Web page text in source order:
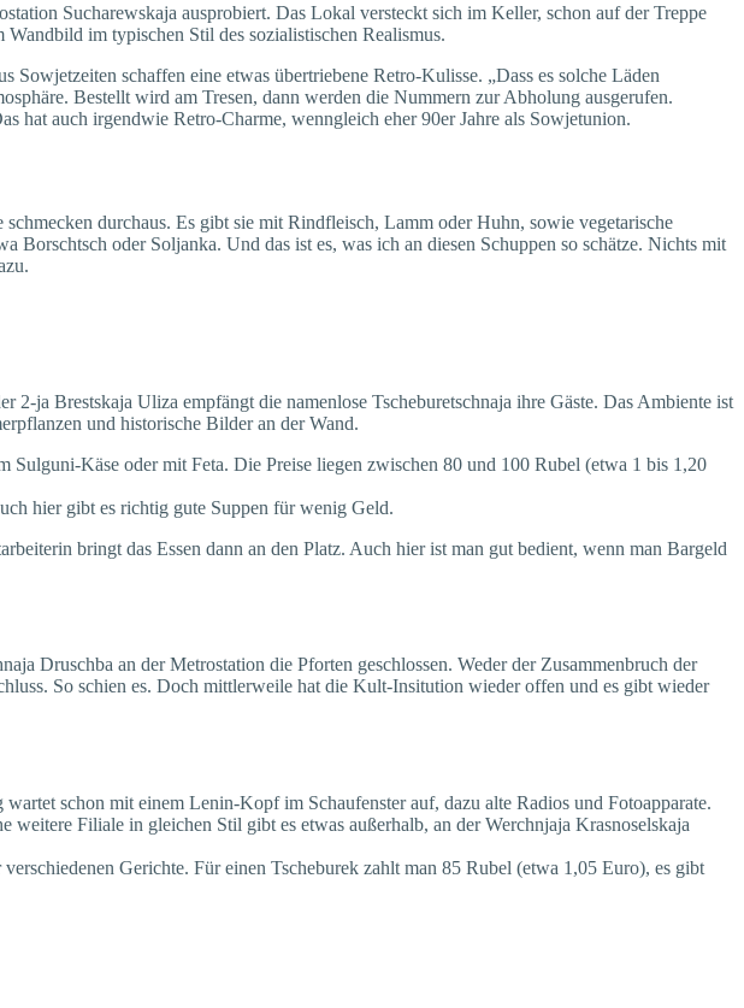
Sucharewskaja ausprobiert. Das Lokal versteckt sich im Keller, schon auf der Treppe
im typischen Stil des sozialistischen Realismus.
schaffen eine etwas übertriebene Retro-Kulisse. „Dass es solche Läden
Bestellt wird am Tresen, dann werden die Nummern zur Abholung ausgerufen.
hat auch irgendwie Retro-Charme, wenngleich eher 90er Jahre als Sowjetunion.
durchaus. Es gibt sie mit Rindfleisch, Lamm oder Huhn, sowie vegetarische
oder Soljanka. Und das ist es, was ich an diesen Schuppen so schätze. Nichts mit
ja Brestskaja Uliza empfängt die namenlose Tscheburetschnaja ihre Gäste. Das Ambiente ist
und historische Bilder an der Wand.
Käse oder mit Feta. Die Preise liegen zwischen 80 und 100 Rubel (etwa 1 bis 1,20
hier gibt es richtig gute Suppen für wenig Geld.
bringt das Essen dann an den Platz. Auch hier ist man gut bedient, wenn man Bargeld
Druschba an der Metrostation die Pforten geschlossen. Weder der Zusammenbruch der
So schien es. Doch mittlerweile hat die Kult-Insitution wieder offen und es gibt wieder
schon mit einem Lenin-Kopf im Schaufenster auf, dazu alte Radios und Fotoapparate.
Filiale in gleichen Stil gibt es etwas außerhalb, an der Werchnjaja Krasnoselskaja
Gerichte. Für einen Tscheburek zahlt man 85 Rubel (etwa 1,05 Euro), es gibt